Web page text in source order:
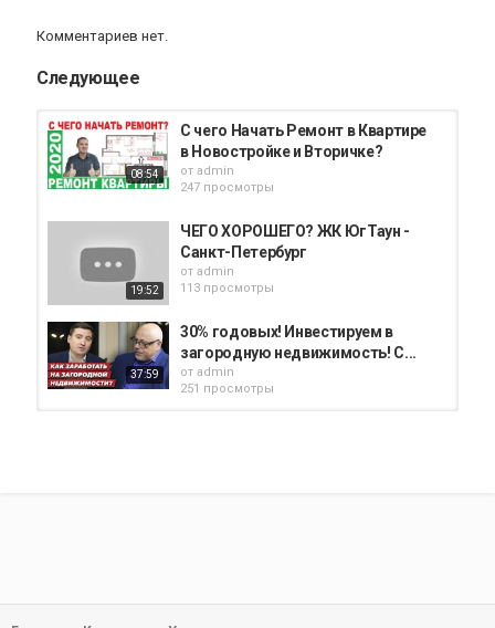
Комментариев нет.
Следующее
08:54
С чего Начать Ремонт в Квартире
в Новостройке и Вторичке?
от admin
247 просмотры
19:52
ЧЕГО ХОРОШЕГО? ЖК ЮгТаун -
Санкт-Петербург
от admin
113 просмотры
37:59
30% годовых! Инвестируем в
загородную недвижимость! С...
от admin
251 просмотры